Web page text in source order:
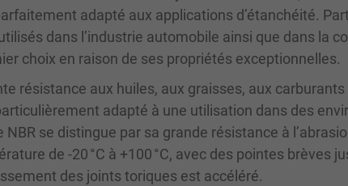
adapté aux applications d’étanchéité.
dans l’industrie automobile ainsi que dans la
choix en raison de ses propriétés exceptionnelles.
résistance aux huiles, aux graisses, aux
adapté à une utilisation dans des
NBR se distingue par sa grande résistance à
de -20 °C à +100 °C, avec des pointes brèves
des joints toriques est accéléré.